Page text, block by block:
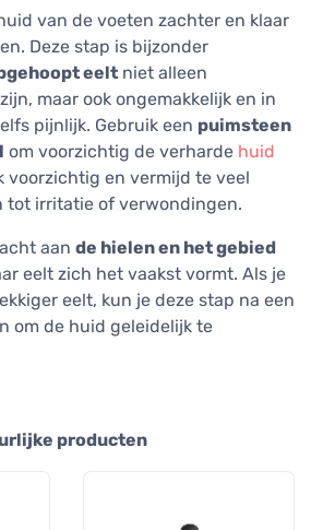
van de voeten zachter en klaar
Deze stap is bijzonder
eelt niet alleen
maar ook ongemakkelijk en in
pijnlijk. Gebruik een puimsteen
om voorzichtig de verharde huid
voorzichtig en vermijd te veel
tot irritatie of verwondingen.
aan de hielen en het gebied
eelt zich het vaakst vormt. Als je
eelt, kun je deze stap na een
om de huid geleidelijk te
producten